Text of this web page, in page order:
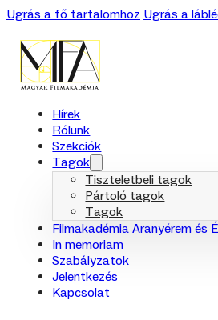
Ugrás a fő tartalomhoz Ugrás a
Hírek
Rólunk
Szekciók
Tagok
Tiszteletbeli tagok
Pártoló tagok
Tagok
Filmakadémia Aranyérem és
In memoriam
Szabályzatok
Jelentkezés
Kapcsolat